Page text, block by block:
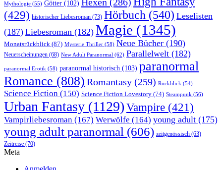
Mythologie (55) Götter (102)
(429) historischer Liebesroman (73) Hörbuch (540) Leselisten
(187) Liebesroman (182) Magie (1345)
Monatsrückblick (87) Mysterie Thriller (58) Neue Bücher (190)
Neuerscheinungen (68) New Adult Paranormal (62) Parallelwelt (182)
paranormal Erotik (58) paranormal historisch (103) paranormal
Romance (808) Romantasy (259) Rückblick (54)
Science Fiction (150) Science Fiction Lovestory (74) Steampunk (56)
Urban Fantasy (1129) Vampire (421)
Vampirliebesroman (167) Werwölfe (164) young adult (175)
young adult paranormal (606) zeitgenössisch (63)
Zeitreise (70)
Meta